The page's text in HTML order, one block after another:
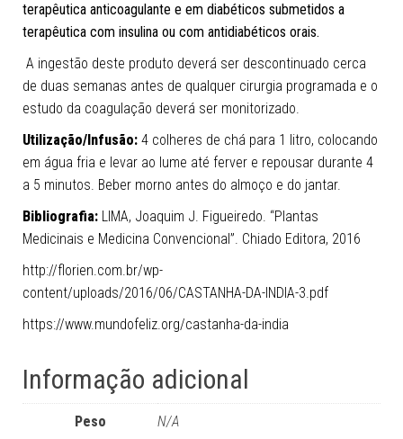
terapêutica anticoagulante e em diabéticos submetidos a
terapêutica com insulina ou com antidiabéticos orais.
A ingestão deste produto deverá ser descontinuado cerca
de duas semanas antes de qualquer cirurgia programada e o
estudo da coagulação deverá ser monitorizado.
Utilização/Infusão: 4 colheres de chá para 1 litro, colocando
em água fria e levar ao lume até ferver e repousar durante 4
a 5 minutos. Beber morno antes do almoço e do jantar.
Bibliografia: LIMA, Joaquim J. Figueiredo. “Plantas
Medicinais e Medicina Convencional”. Chiado Editora, 2016
http://florien.com.br/wp-
content/uploads/2016/06/CASTANHA-DA-INDIA-3.pdf
https://www.mundofeliz.org/castanha-da-india
Informação adicional
Peso N/A